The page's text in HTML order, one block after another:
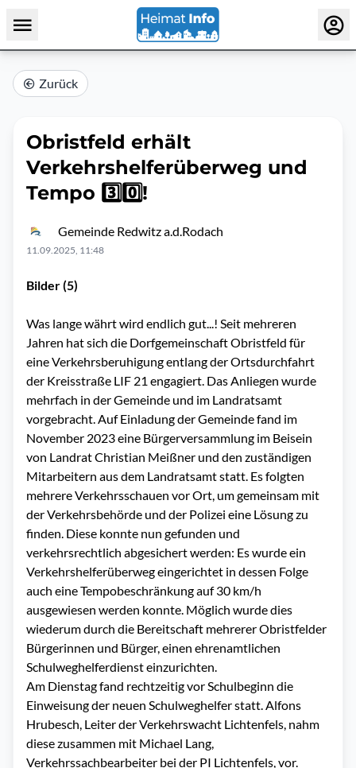
Zurück
Obristfeld erhält
Verkehrshelferüberweg und
Tempo 3️⃣0️⃣!
Gemeinde Redwitz a.d.Rodach
11.09.2025, 11:48
Bilder (5)
Was lange währt wird endlich gut...! Seit mehreren
Jahren hat sich die Dorfgemeinschaft Obristfeld für
eine Verkehrsberuhigung entlang der Ortsdurchfahrt
der Kreisstraße LIF 21 engagiert. Das Anliegen wurde
mehrfach in der Gemeinde und im Landratsamt
vorgebracht. Auf Einladung der Gemeinde fand im
November 2023 eine Bürgerversammlung im Beisein
von Landrat Christian Meißner und den zuständigen
Mitarbeitern aus dem Landratsamt statt. Es folgten
mehrere Verkehrsschauen vor Ort, um gemeinsam mit
der Verkehrsbehörde und der Polizei eine Lösung zu
finden. Diese konnte nun gefunden und
verkehrsrechtlich abgesichert werden: Es wurde ein
Verkehrshelferüberweg eingerichtet in dessen Folge
auch eine Tempobeschränkung auf 30 km/h
ausgewiesen werden konnte. Möglich wurde dies
wiederum durch die Bereitschaft mehrerer Obristfelder
Bürgerinnen und Bürger, einen ehrenamtlichen
Schulweghelferdienst einzurichten.
Am Dienstag fand rechtzeitig vor Schulbeginn die
Einweisung der neuen Schulweghelfer statt. Alfons
Hrubesch, Leiter der Verkehrswacht Lichtenfels, nahm
diese zusammen mit Michael Lang,
Verkehrssachbearbeiter bei der PI Lichtenfels, vor.